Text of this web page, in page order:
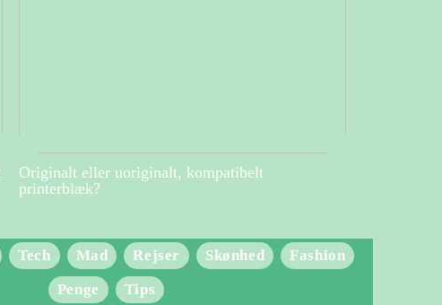
Originalt eller uoriginalt, kompatibelt
printerblæk?
Tech Mad Rejser Skønhed
Fashion
Penge
Tips